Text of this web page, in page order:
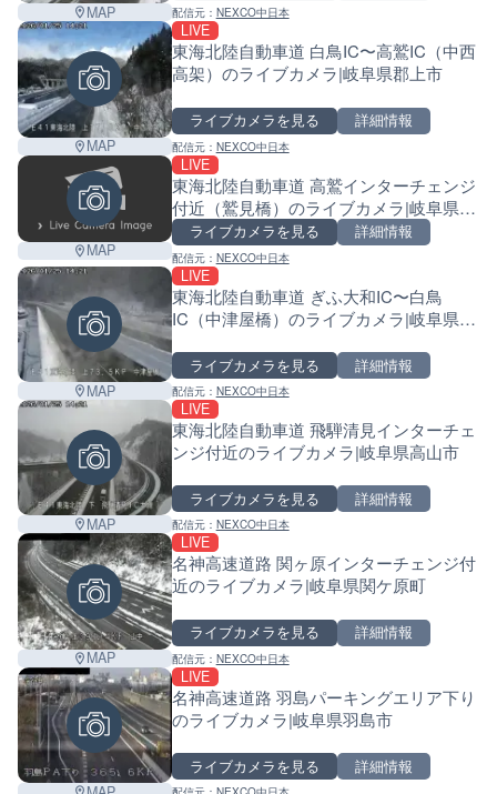
MAP 配信元： NEXCO中日本
MAP
LIVE
東海北陸自動車道 白鳥IC〜高鷲IC（中西
高架）のライブカメラ|岐阜県郡上市
ライブカメラを見る 詳細情報
配信元： NEXCO中日本
MAP
LIVE
東海北陸自動車道 高鷲インターチェンジ
付近（鷲見橋）のライブカメラ|岐阜県郡
上市ライブカメラを見る 詳細情報
配信元： NEXCO中日本
MAP
LIVE
東海北陸自動車道 ぎふ大和IC〜白鳥
IC（中津屋橋）のライブカメラ|岐阜県郡
上市
ライブカメラを見る 詳細情報
配信元： NEXCO中日本
MAP
LIVE
東海北陸自動車道 飛騨清見インターチェ
ンジ付近のライブカメラ|岐阜県高山市
ライブカメラを見る 詳細情報
配信元： NEXCO中日本
MAP
LIVE
名神高速道路 関ヶ原インターチェンジ付
近のライブカメラ|岐阜県関ケ原町
ライブカメラを見る 詳細情報
配信元： NEXCO中日本
LIVE
名神高速道路 羽島パーキングエリア下り
のライブカメラ|岐阜県羽島市
ライブカメラを見る 詳細情報